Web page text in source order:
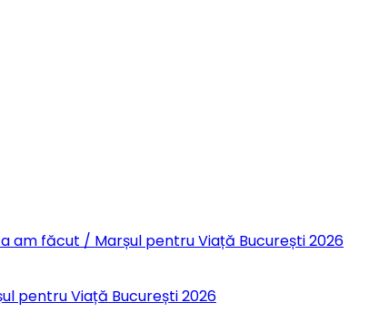
am făcut / Marșul pentru Viață București 2026
pentru Viață București 2026